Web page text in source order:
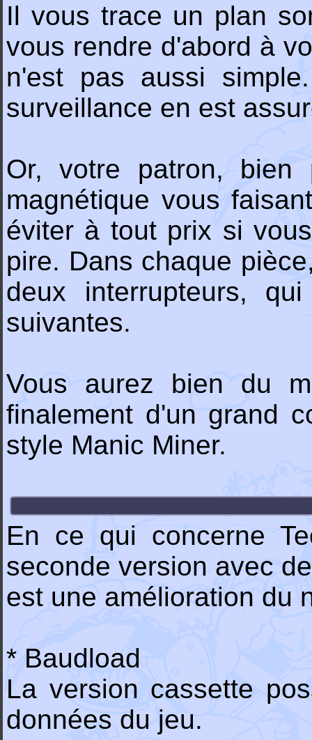
Il vous trace un plan
vous rendre d'abord à
n'est pas aussi
surveillance en est
Or, votre patron,
magnétique vous
éviter à tout prix si
pire. Dans chaque
deux interrupteurs,
suivantes.
Vous aurez bien du
finalement d'un grand
style Manic Miner.
En ce qui concerne
seconde version avec
est une amélioration du
* Baudload
La version cassette
données du jeu.